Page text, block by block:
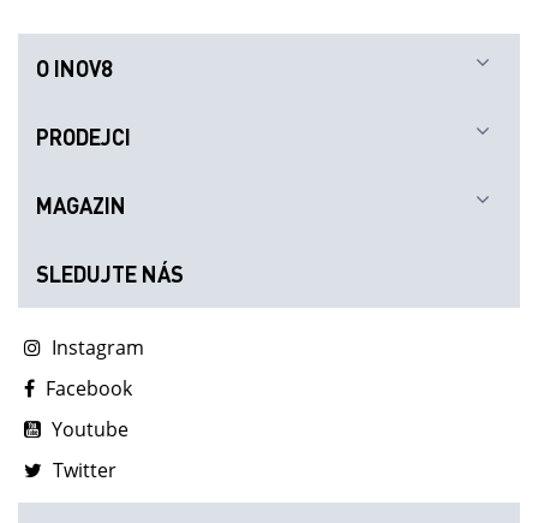
O INOV8
PRODEJCI
MAGAZIN
SLEDUJTE NÁS
Instagram
Facebook
Youtube
Twitter